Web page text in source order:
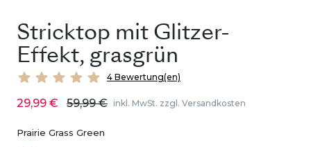
Stricktop mit Glitzer-
Effekt, grasgrün
4 Bewertung(en)
29,99 € 59,99 € inkl. MwSt. zzgl. Versandkosten
Prairie Grass Green